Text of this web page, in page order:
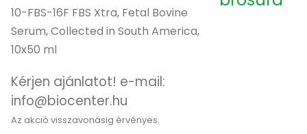
10-FBS-16F FBS Xtra, Fetal Bovine
Serum, Collected in South America,
10x50 ml
Kérjen ajánlatot! e-mail:
info@biocenter.hu
Az akció visszavonásig érvényes.